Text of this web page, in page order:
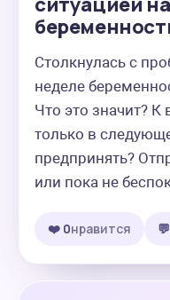
Столкнулась с
неделе
Что это значит? К
только в
предпринять?
или пока не
❤️ 0нравится